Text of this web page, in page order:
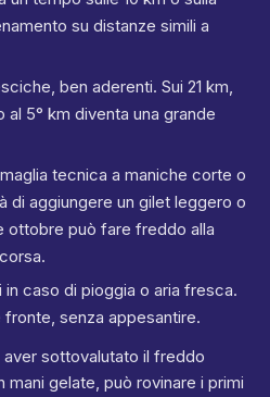
su distanze simili a
ben aderenti. Sui 21 km,
5° km diventa una grande
tecnica a maniche corte o
di aggiungere un gilet leggero o
ottobre può fare freddo alla
caso di pioggia o aria fresca.
senza appesantire.
sottovalutato il freddo
mani gelate, può rovinare i primi